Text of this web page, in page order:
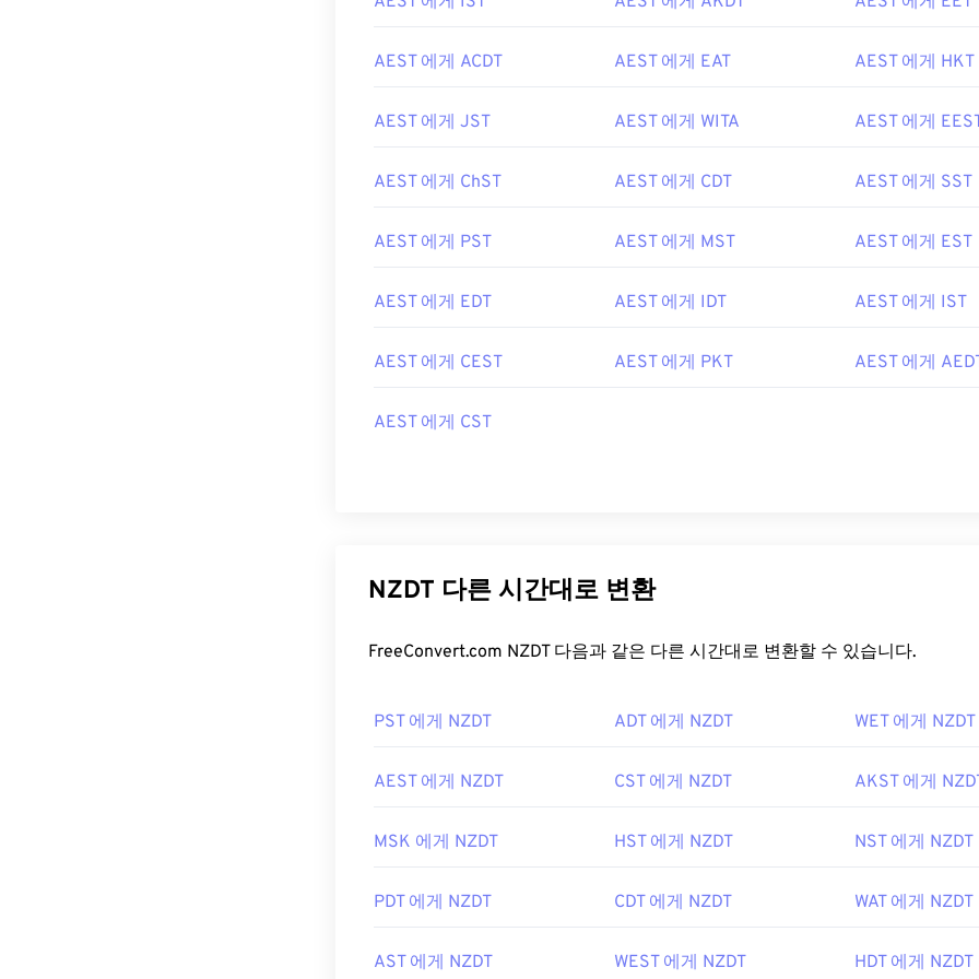
AEST 에게 ACDT AEST 에게 EAT AEST 에게 HKT
AEST 에게 JST AEST 에게 WITA AEST 에게
AEST 에게 ChST AEST 에게 CDT AEST 에게 SST
AEST 에게 PST AEST 에게 MST AEST 에게 EST
AEST 에게 EDT AEST 에게 IDT AEST 에게 IST
AEST 에게 CEST AEST 에게 PKT AEST 에게
AEST 에게 CST
NZDT 다른 시간대로 변환
FreeConvert.com NZDT 다음과 같은 다른 시간대로 변환할 수 있습니다.
PST 에게 NZDT ADT 에게 NZDT WET 에게 NZDT
AEST 에게 NZDT CST 에게 NZDT AKST 에게
MSK 에게 NZDT HST 에게 NZDT NST 에게 NZDT
PDT 에게 NZDT CDT 에게 NZDT WAT 에게 NZDT
AST 에게 NZDT WEST 에게 NZDT HDT 에게 NZDT